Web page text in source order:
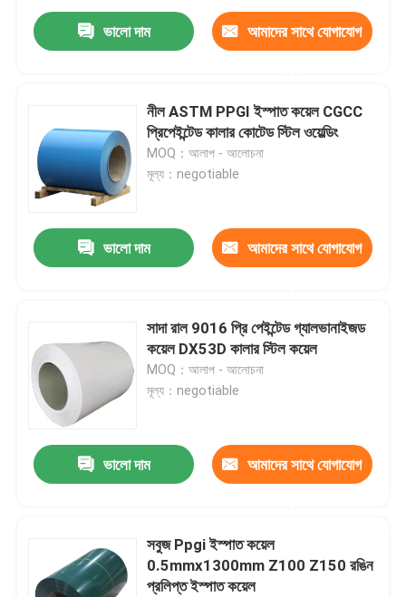
পণ্য
ভালো দাম আমাদের সাথে যোগাযোগ
নীল ASTM PPGI ইস্পাত কয়েল CGCC
প্রিপেইন্টেড কালার কোটেড স্টিল ওয়েল্ডিং
MOQ：আলাপ - আলোচনা
মূল্য：negotiable
ভালো দাম আমাদের সাথে যোগাযোগ
সাদা রাল 9016 প্রি পেইন্টেড গ্যালভানাইজড
কয়েল DX53D কালার স্টিল কয়েল
MOQ：আলাপ - আলোচনা
মূল্য：negotiable
ভালো দাম আমাদের সাথে যোগাযোগ
সবুজ Ppgi ইস্পাত কয়েল
0.5mmx1300mm Z100 Z150 রঙিন
প্রলিপ্ত ইস্পাত কয়েল